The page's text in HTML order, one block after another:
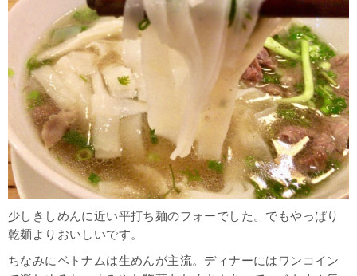
少しきしめんに近い平打ち麺のフォーでした。でもやっぱり
乾麺よりおいしいです。
ちなみにベトナムは生めんが主流。ディナーにはワンコイン